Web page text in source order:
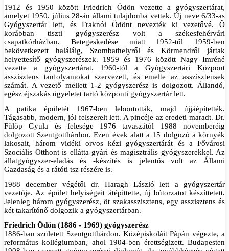
1912 és 1950 között Friedrich Ödön vezette a gyógyszertárat,
amelyet 1950. július 28-án állami tulajdonba vettek. Új neve 6/33-as
Gyógyszertár lett, és Fraknói Ödönt nevezték ki vezetővé. Ő
korábban tiszti gyógyszerész volt a székesfehérvári
csapatkórházban. Betegeskedése miatt 1952-től 1959-ben
bekövetkezett haláláig, Szombathelyről és Körmendről jártak
helyettesítő gyógyszerészek. 1959 és 1976 között Nagy Imréné
vezette a gyógyszertárat. 1960-tól a Gyógyszertári Központ
asszisztens tanfolyamokat szervezett, és emelte az asszisztensek
számát. A vezető mellett 1-2 gyógyszerész is dolgozott. Állandó,
egész éjszakás ügyeletet tartó központi gyógyszertár lett.
A patika épületét 1967-ben lebontották, majd újjáépítették.
Tágasabb, modern, jól felszerelt lett. A pincéje az eredeti maradt. Dr.
Fülöp Gyula és felesége 1976 tavaszától 1988 novemberéig
dolgozott Szentgotthárdon. Ezen évek alatt a 15 dolgozó a környék
lakosait, három vidéki orvos kézi gyógyszertárát és a Fővárosi
Szociális Otthont is ellátta gyári és magisztrális gyógyszerekkel. Az
állatgyógyszer-eladás és -készítés is jelentős volt az Állami
Gazdaság és a rátóti tsz részére is.
1988 december végétől dr. Haragh László lett a gyógyszertár
vezetője. Az épület helyiségeit átépíttette, új bútorzatot készíttetett.
Jelenleg három gyógyszerész, öt szakasszisztens, egy asszisztens és
két takarítónő dolgozik a gyógyszertárban.
Friedrich Ödön (1886 - 1969) gyógyszerész
1886-ban született Szentgotthárdon. Középiskoláit Pápán végezte, a
református kollégiumban, ahol 1904-ben érettségizett. Budapesten